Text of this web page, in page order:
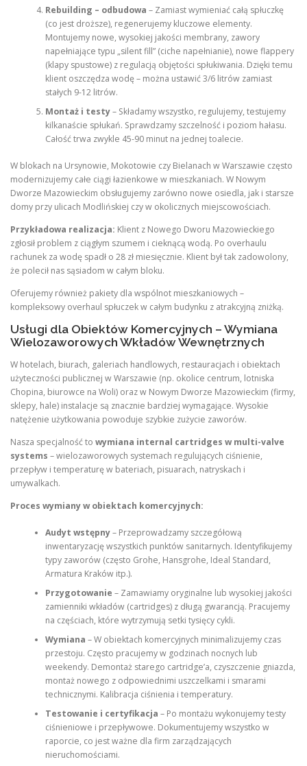
Rebuilding – odbudowa – Zamiast wymieniać całą spłuczkę
(co jest droższe), regenerujemy kluczowe elementy.
Montujemy nowe, wysokiej jakości membrany, zawory
napełniające typu „silent fill” (ciche napełnianie), nowe flappery
(klapy spustowe) z regulacją objętości spłukiwania. Dzięki temu
klient oszczędza wodę – można ustawić 3/6 litrów zamiast
stałych 9-12 litrów.
Montaż i testy– Składamy wszystko, regulujemy, testujemy
kilkanaście spłukań. Sprawdzamy szczelność i poziom hałasu.
Całość trwa zwykle 45-90 minut na jednej toalecie.
W blokach na Ursynowie, Mokotowie czy Bielanach w Warszawie często
modernizujemy całe ciągi łazienkowe w mieszkaniach. W Nowym
Dworze Mazowieckim obsługujemy zarówno nowe osiedla, jak i starsze
domy przy ulicach Modlińskiej czy w okolicznych miejscowościach.
Przykładowa realizacja: Klient z Nowego Dworu Mazowieckiego
zgłosił problem z ciągłym szumem i cieknącą wodą. Po overhaulu
rachunek za wodę spadł o 28 zł miesięcznie. Klient był tak zadowolony,
że polecił nas sąsiadom w całym bloku.
Oferujemy również pakiety dla wspólnot mieszkaniowych –
kompleksowy overhaul spłuczek w całym budynku z atrakcyjną zniżką.
Usługi dla Obiektów Komercyjnych – Wymiana
Wielozaworowych Wkładów Wewnętrznych
W hotelach, biurach, galeriach handlowych, restauracjach i obiektach
użyteczności publicznej w Warszawie (np. okolice centrum, lotniska
Chopina, biurowce na Woli) oraz w Nowym Dworze Mazowieckim (firmy,
sklepy, hale) instalacje są znacznie bardziej wymagające. Wysokie
natężenie użytkowania powoduje szybkie zużycie zaworów.
Nasza specjalność to wymiana internal cartridges w multi-valve
systems – wielozaworowych systemach regulujących ciśnienie,
przepływ i temperaturę w bateriach, pisuarach, natryskach i
umywalkach.
Proces wymiany w obiektach komercyjnych:
Audyt wstępny– Przeprowadzamy szczegółową
inwentaryzację wszystkich punktów sanitarnych. Identyfikujemy
typy zaworów (często Grohe, Hansgrohe, Ideal Standard,
Armatura Kraków itp.).
Przygotowanie – Zamawiamy oryginalne lub wysokiej jakości
zamienniki wkładów (cartridges) z długą gwarancją. Pracujemy
na częściach, które wytrzymują setki tysięcy cykli.
Wymiana – W obiektach komercyjnych minimalizujemy czas
przestoju. Często pracujemy w godzinach nocnych lub
weekendy. Demontaż starego cartridge’a, czyszczenie gniazda,
montaż nowego z odpowiednimi uszczelkami i smarami
technicznymi. Kalibracja ciśnienia i temperatury.
Testowanie i certyfikacja – Po montażu wykonujemy testy
ciśnieniowe i przepływowe. Dokumentujemy wszystko w
raporcie, co jest ważne dla firm zarządzających
nieruchomościami.